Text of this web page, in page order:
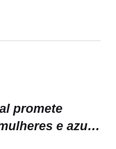
promete
e azul